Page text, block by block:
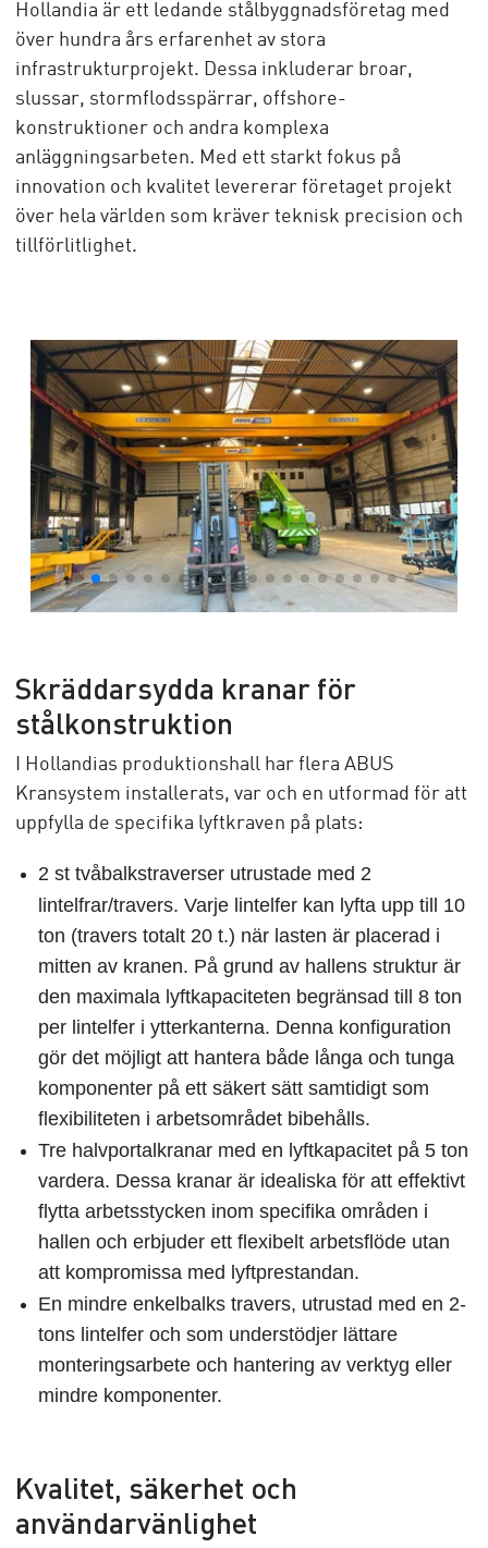
Hollandia är ett ledande stålbyggnadsföretag med
över hundra års erfarenhet av stora
infrastrukturprojekt. Dessa inkluderar broar,
slussar, stormflodsspärrar, offshore-
konstruktioner och andra komplexa
anläggningsarbeten. Med ett starkt fokus på
innovation och kvalitet levererar företaget projekt
över hela världen som kräver teknisk precision och
tillförlitlighet.
Skräddarsydda kranar för
stålkonstruktion
I Hollandias produktionshall har flera ABUS
Kransystem installerats, var och en utformad för att
uppfylla de specifika lyftkraven på plats:
2 st tvåbalkstraverser utrustade med 2
lintelfrar/travers. Varje lintelfer kan lyfta upp till 10
ton (travers totalt 20 t.) när lasten är placerad i
mitten av kranen. På grund av hallens struktur är
den maximala lyftkapaciteten begränsad till 8 ton
per lintelfer i ytterkanterna. Denna konfiguration
gör det möjligt att hantera både långa och tunga
komponenter på ett säkert sätt samtidigt som
flexibiliteten i arbetsområdet bibehålls.
Tre halvportalkranar med en lyftkapacitet på 5 ton
vardera. Dessa kranar är idealiska för att effektivt
flytta arbetsstycken inom specifika områden i
hallen och erbjuder ett flexibelt arbetsflöde utan
att kompromissa med lyftprestandan.
En mindre enkelbalks travers, utrustad med en 2-
tons lintelfer och som understödjer lättare
monteringsarbete och hantering av verktyg eller
mindre komponenter.
Kvalitet, säkerhet och
användarvänlighet